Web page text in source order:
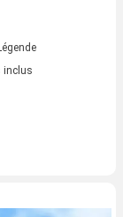
inclus